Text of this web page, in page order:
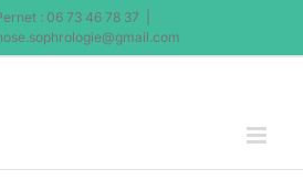
: 06 73 46 78 37